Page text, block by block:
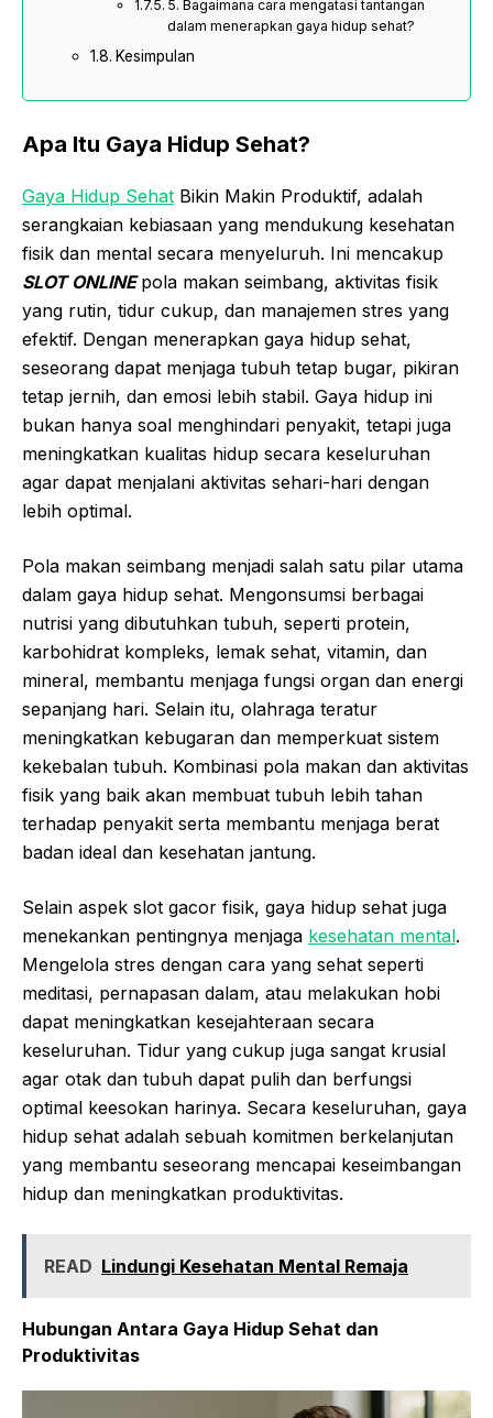
5. Bagaimana cara mengatasi tantangan
dalam menerapkan gaya hidup sehat?
Kesimpulan
Apa Itu Gaya Hidup Sehat?
Gaya Hidup Sehat Bikin Makin Produktif, adalah
serangkaian kebiasaan yang mendukung kesehatan
fisik dan mental secara menyeluruh. Ini mencakup
SLOT ONLINEpola makan seimbang, aktivitas fisik
yang rutin, tidur cukup, dan manajemen stres yang
efektif. Dengan menerapkan gaya hidup sehat,
seseorang dapat menjaga tubuh tetap bugar, pikiran
tetap jernih, dan emosi lebih stabil. Gaya hidup ini
bukan hanya soal menghindari penyakit, tetapi juga
meningkatkan kualitas hidup secara keseluruhan
agar dapat menjalani aktivitas sehari-hari dengan
lebih optimal.
Pola makan seimbang menjadi salah satu pilar utama
dalam gaya hidup sehat. Mengonsumsi berbagai
nutrisi yang dibutuhkan tubuh, seperti protein,
karbohidrat kompleks, lemak sehat, vitamin, dan
mineral, membantu menjaga fungsi organ dan energi
sepanjang hari. Selain itu, olahraga teratur
meningkatkan kebugaran dan memperkuat sistem
kekebalan tubuh. Kombinasi pola makan dan aktivitas
fisik yang baik akan membuat tubuh lebih tahan
terhadap penyakit serta membantu menjaga berat
badan ideal dan kesehatan jantung.
Selain aspek slot gacor fisik, gaya hidup sehat juga
menekankan pentingnya menjaga kesehatan mental.
Mengelola stres dengan cara yang sehat seperti
meditasi, pernapasan dalam, atau melakukan hobi
dapat meningkatkan kesejahteraan secara
keseluruhan. Tidur yang cukup juga sangat krusial
agar otak dan tubuh dapat pulih dan berfungsi
optimal keesokan harinya. Secara keseluruhan, gaya
hidup sehat adalah sebuah komitmen berkelanjutan
yang membantu seseorang mencapai keseimbangan
hidup dan meningkatkan produktivitas.
READ Lindungi Kesehatan Mental Remaja
Hubungan Antara Gaya Hidup Sehat dan
Produktivitas